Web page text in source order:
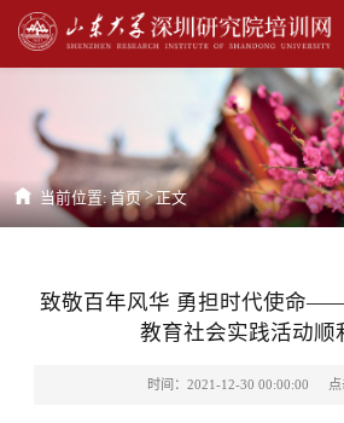
当前位置:首页>正文
致敬百年风华 勇担时代使命
教育社会实践活动顺
时间：2021-12-30 00:00:00 点